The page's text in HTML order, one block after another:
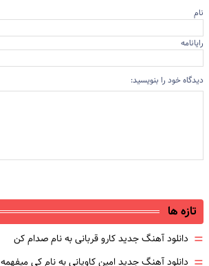
نام
رایانامه
دیدگاه خود را بنویسید:
تازه ها
= دانلود آهنگ جدید کارو قربانی به نام صدام کن
دانلود آهنگ جدید امین کاویانی به نام کی میفهمه